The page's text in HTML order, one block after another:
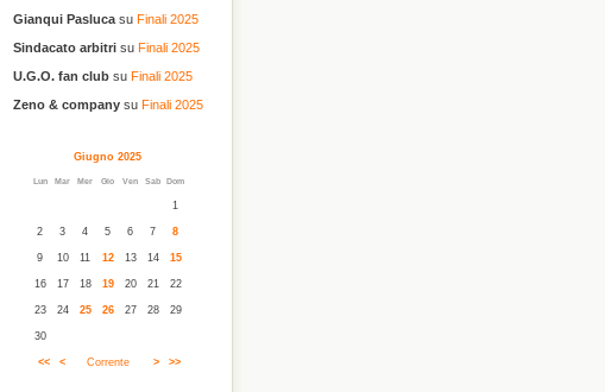
Gianqui Paslucasu Finali 2025
Sindacato arbitrisu Finali 2025
U.G.O. fan clubsu Finali 2025
Zeno & companysu Finali 2025
Giugno 2025
Lun Mar Mer Gio Ven Sab Dom
<< < Corrente > >>
1
2 3 4 5 6 7 8
9 10 11 12 13 14 15
16 17 18 19 20 21 22
23 24 25 26 27 28 29
30